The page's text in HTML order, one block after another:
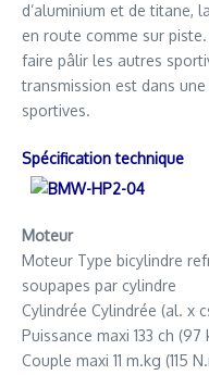
d’aluminium et de titane,
en route comme sur
faire pâlir les autres
transmission est dans
sportives.
Spécification technique
Moteur
Moteur Type bicylindre
soupapes par cylindre
Cylindrée Cylindrée (al. x
Puissance maxi 133 ch
Couple maxi 11 m.kg (115